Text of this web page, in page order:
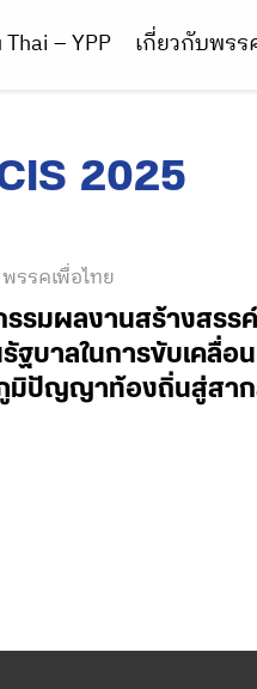
Thai – YPP เกี่ยวกับพรร
2025
รรคเพื่อไทย
รรมผลงานสร้างสร
ฐบาลในการขับเคลื่
ภูมิปัญญาท้องถิ่นสู่สาก